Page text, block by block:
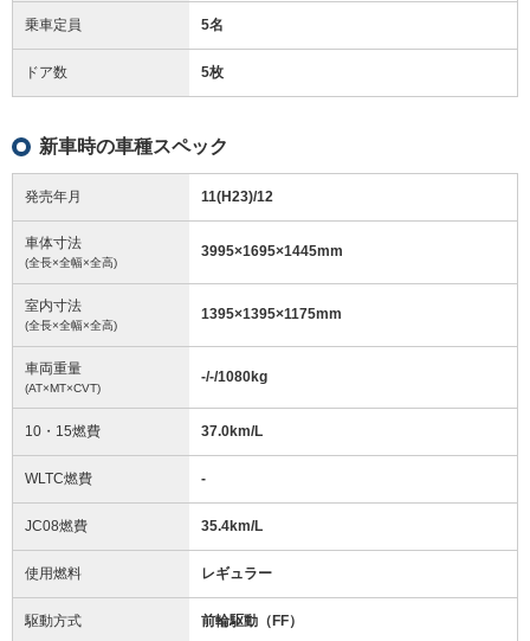
乗車定員 5名
ドア数 5枚
新車時の車種スペック
発売年月 11(H23)/12
車体寸法
(全長×全幅×全高)
3995×1695×1445mm
室内寸法
(全長×全幅×全高)
1395×1395×1175mm
車両重量
(AT×MT×CVT)
-/-/1080kg
10・15燃費 37.0km/L
WLTC燃費 -
JC08燃費 35.4km/L
使用燃料 レギュラー
駆動方式 前輪駆動（FF）